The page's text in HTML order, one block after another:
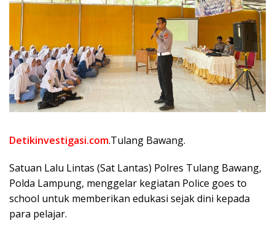
Detikinvestigasi.com.Tulang Bawang.
Satuan Lalu Lintas (Sat Lantas) Polres Tulang Bawang,
Polda Lampung, menggelar kegiatan Police goes to
school untuk memberikan edukasi sejak dini kepada
para pelajar.